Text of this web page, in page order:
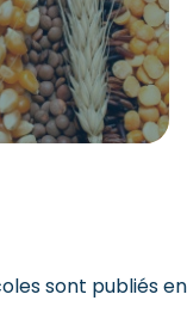
sont publiés en